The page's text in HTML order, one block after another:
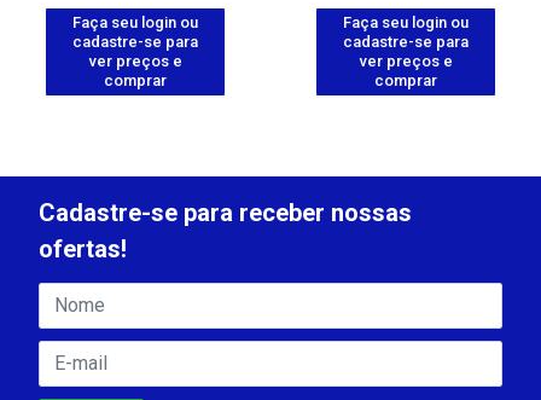
Faça seu login ou
cadastre-se para
ver preços e
comprar
Faça seu login ou
cadastre-se para
ver preços e
comprar
Cadastre-se para receber nossas
ofertas!